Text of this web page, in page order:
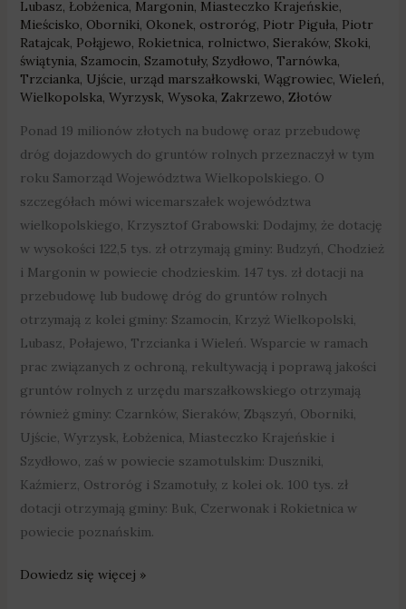
Lubasz, Łobżenica, Margonin, Miasteczko Krajeńskie,
Mieścisko, Oborniki, Okonek, ostroróg, Piotr Piguła, Piotr
Ratajcak, Połąjewo, Rokietnica, rolnictwo, Sieraków, Skoki,
świątynia, Szamocin, Szamotuły, Szydłowo, Tarnówka,
Trzcianka, Ujście, urząd marszałkowski, Wągrowiec, Wieleń,
Wielkopolska, Wyrzysk, Wysoka, Zakrzewo, Złotów
Ponad 19 milionów złotych na budowę oraz przebudowę
dróg dojazdowych do gruntów rolnych przeznaczył w tym
roku Samorząd Województwa Wielkopolskiego. O
szczegółach mówi wicemarszałek województwa
wielkopolskiego, Krzysztof Grabowski: Dodajmy, że dotację
w wysokości 122,5 tys. zł otrzymają gminy: Budzyń, Chodzież
i Margonin w powiecie chodzieskim. 147 tys. zł dotacji na
przebudowę lub budowę dróg do gruntów rolnych
otrzymają z kolei gminy: Szamocin, Krzyż Wielkopolski,
Lubasz, Połajewo, Trzcianka i Wieleń. Wsparcie w ramach
prac związanych z ochroną, rekultywacją i poprawą jakości
gruntów rolnych z urzędu marszałkowskiego otrzymają
również gminy: Czarnków, Sieraków, Zbąszyń, Oborniki,
Ujście, Wyrzysk, Łobżenica, Miasteczko Krajeńskie i
Szydłowo, zaś w powiecie szamotulskim: Duszniki,
Kaźmierz, Ostroróg i Szamotuły, z kolei ok. 100 tys. zł
dotacji otrzymają gminy: Buk, Czerwonak i Rokietnica w
powiecie poznańskim.
Dowiedz się więcej »